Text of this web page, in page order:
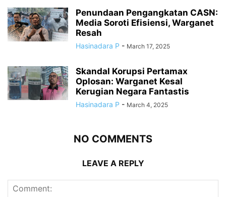
Penundaan Pengangkatan CASN:
Media Soroti Efisiensi, Warganet
Resah
Hasinadara P - March 17, 2025
Skandal Korupsi Pertamax
Oplosan: Warganet Kesal
Kerugian Negara Fantastis
Hasinadara P - March 4, 2025
NO COMMENTS
LEAVE A REPLY